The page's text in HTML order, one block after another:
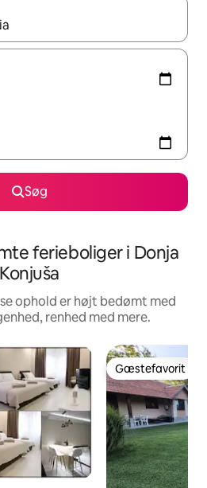
skal du navigere med
Søg
ferieboliger i Donja
Konjuša
ophold er højt bedømt med
renhed med mere.
Gæstefavorit
Gæstefavorit